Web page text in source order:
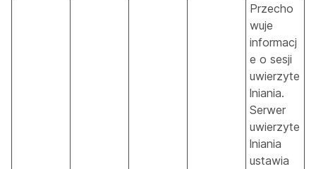
Przecho
wuje
informacj
e o sesji
uwierzyte
lniania.
Serwer
uwierzyte
lniania
ustawia